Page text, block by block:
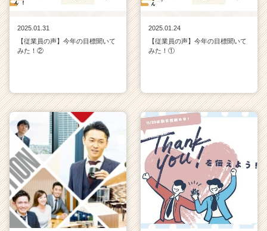
2025.01.31
【従業員の声】今年の目標聞いて
みた！②
2025.01.24
【従業員の声】今年の目標聞いて
みた！①